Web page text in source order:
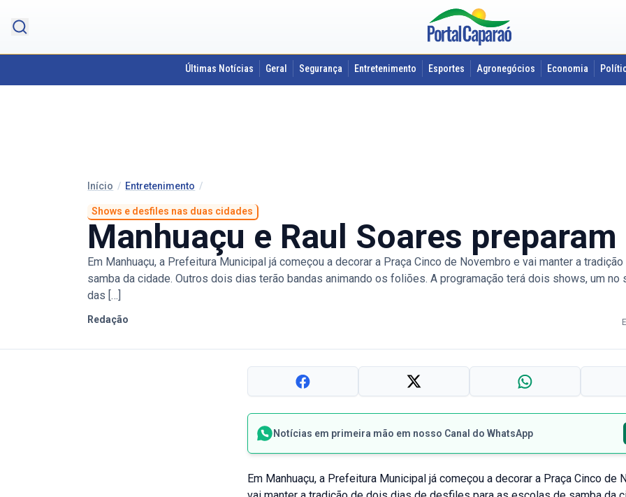
Últimas Notícias Geral Segurança Entretenimento Esportes Agronegócios Economia
Início / Entretenimento /
Shows e desfiles nas duas cidades
Manhuaçu e Raul Soares
Em Manhuaçu, a Prefeitura Municipal já começou a decorar a Praça Cinco de Novembro e vai manter a
samba da cidade. Outros dois dias terão bandas animando os foliões. A programação terá dois shows, um
das […]
Redação
Notícias em primeira mão em nosso Canal do WhatsApp
Em Manhuaçu, a Prefeitura Municipal já começou a decorar a Praça Cinco de